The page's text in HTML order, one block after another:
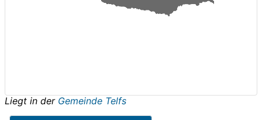
Liegt in der Gemeinde Telfs